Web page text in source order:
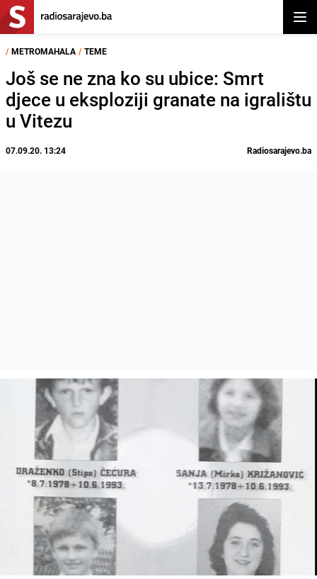
/ METROMAHALA / TEME
Još se ne zna ko su ubice: Smrt
djece u eksploziji granate na igralištu
u Vitezu
07.09.20. 13:24 Radiosarajevo.ba